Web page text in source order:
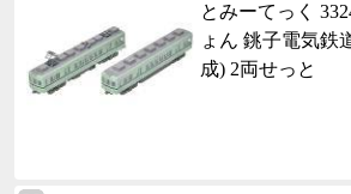
とみーてっく
ょん 銚子電気鉄
成) 2両せっと